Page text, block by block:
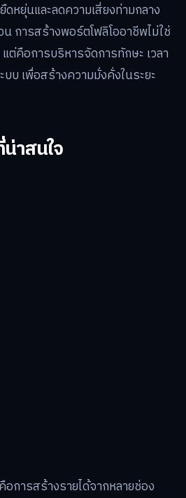
หยุ่นและลดความเสี่ยงท่ามกลาง
การสร้างพอร์ตโฟลิโออาชีพไม่ใช่
ต่คือการบริหารจัดการทักษะ เวลา
บ เพื่อสร้างความมั่งคั่งในระยะ
าสนใจ
คือการสร้างรายได้จากหลายช่อง